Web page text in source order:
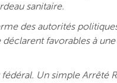
sanitaire.
des autorités
favorables à
Un simple Arrêté